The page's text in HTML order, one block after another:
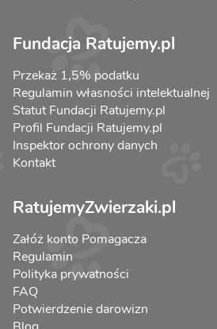
Fundacja Ratujemy.pl
Przekaż 1,5% podatku
Regulamin własności intelektualnej
Statut Fundacji Ratujemy.pl
Profil Fundacji Ratujemy.pl
Inspektor ochrony danych
Kontakt
RatujemyZwierzaki.pl
Załóż konto Pomagacza
Regulamin
Polityka prywatności
FAQ
Potwierdzenie darowizn